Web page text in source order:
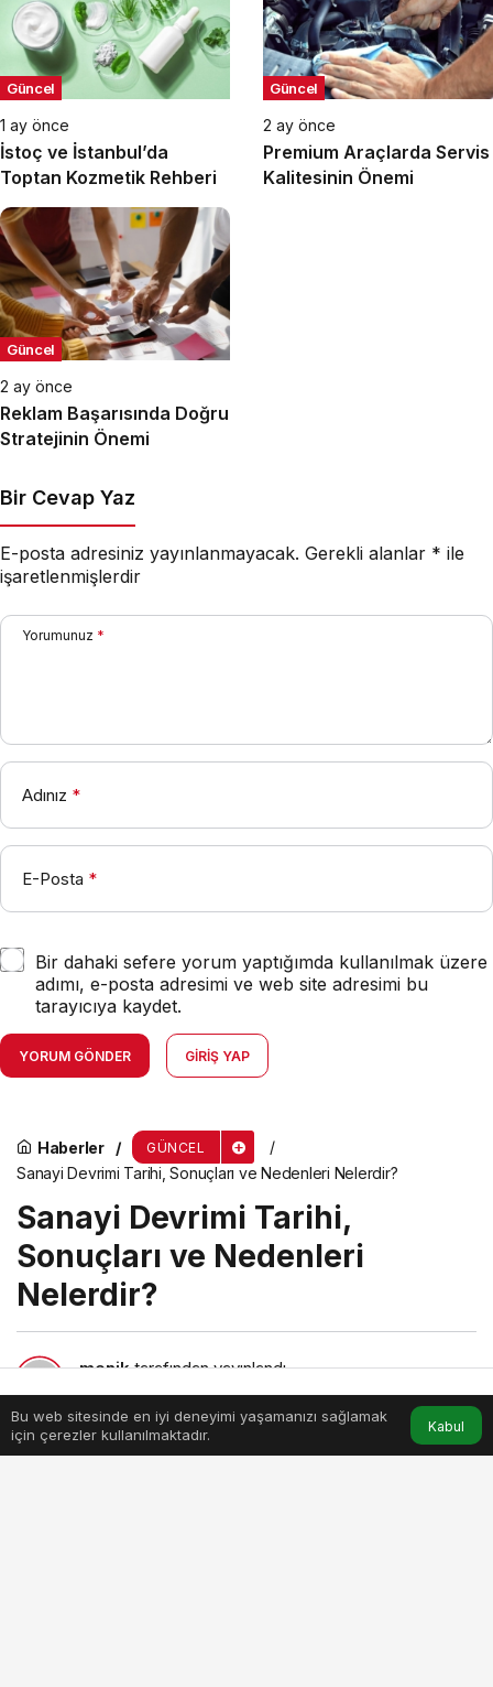
Güncel
1 ay önce
İstoç ve İstanbul’da
Toptan Kozmetik Rehberi
Güncel
2 ay önce
Premium Araçlarda Servis
Kalitesinin Önemi
Güncel
2 ay önce
Reklam Başarısında Doğru
Stratejinin Önemi
Bir Cevap Yaz
E-posta adresiniz yayınlanmayacak. Gerekli alanlar * ile
işaretlenmişlerdir
Yorumunuz *
Adınız *
E-Posta *
Bir dahaki sefere yorum yaptığımda kullanılmak üzere
adımı, e-posta adresimi ve web site adresimi bu
tarayıcıya kaydet.
YORUM GÖNDER GIRIŞ YAP
Haberler GÜNCEL
Sanayi Devrimi Tarihi, Sonuçları ve Nedenleri Nelerdir?
Sanayi Devrimi Tarihi,
Sonuçları ve Nedenleri
Nelerdir?
meniktarafından yayınlandı
17 Kasım 2023, 00:03yayınlandı
10dk, 0sn
Bu web sitesinde en iyi deneyimi yaşamanızı sağlamak
için çerezler kullanılmaktadır.
Kabul
Anasayfa Akış Hesabım